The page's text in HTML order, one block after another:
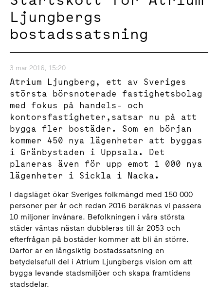
Ljungbergs
bostadssatsning
3 mar 2016, 15:20
Atrium Ljungberg, ett av Sveriges
största börsnoterade fastighetsbolag
med fokus på handels- och
kontorsfastigheter,satsar nu på att
bygga fler bostäder. Som en början
kommer 450 nya lägenheter att byggas
i Gränbystaden i Uppsala. Det
planeras även för upp emot 1 000 nya
lägenheter i Sickla i Nacka.
I dagsläget ökar Sveriges folkmängd med 150 000
personer per år och redan 2016 beräknas vi passera
10 miljoner invånare. Befolkningen i våra största
städer väntas nästan dubbleras till år 2053 och
efterfrågan på bostäder kommer att bli än större.
Därför är en långsiktig bostadssatsning en
betydelsefull del i Atrium Ljungbergs vision om att
bygga levande stadsmiljöer och skapa framtidens
stadsdelar.